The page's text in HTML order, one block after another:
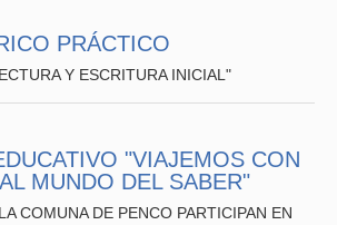
DE FINALIZACION DEL PLAN DE
PRÁCTICO
Y ESCRITURA INICIAL"
"VIAJEMOS CON
MUNDO DEL SABER"
COMUNA DE PENCO PARTICIPAN EN